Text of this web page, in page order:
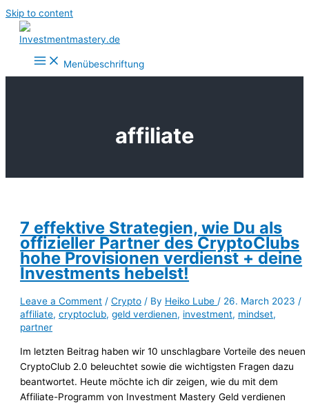
Skip to content
Menübeschriftung
affiliate
7 effektive Strategien, wie Du als
offizieller Partner des CryptoClubs
hohe Provisionen verdienst + deine
Investments hebelst!
Leave a Comment /Crypto / By Heiko Lube / 26. March 2023 /
affiliate,cryptoclub,geld verdienen, investment, mindset,
partner
Im letzten Beitrag haben wir 10 unschlagbare Vorteile des neuen
CryptoClub 2.0 beleuchtet sowie die wichtigsten Fragen dazu
beantwortet. Heute möchte ich dir zeigen, wie du mit dem
Affiliate-Programm von Investment Mastery Geld verdienen